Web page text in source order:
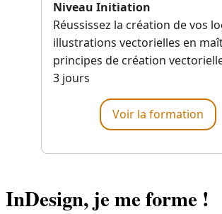
Niveau Initiation
Réussissez la création de vos
illustrations vectorielles en
principes de création
3 jours
Voir la formation
InDesign, je me forme !